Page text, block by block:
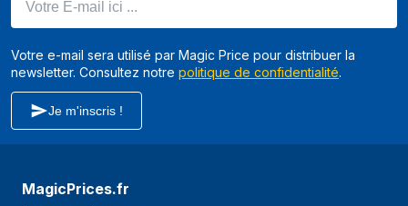
Votre e-mail sera utilisé par Magic Price pour distribuer la
newsletter. Consultez notre politique de confidentialité.
Je m'inscris !
MagicPrices.fr